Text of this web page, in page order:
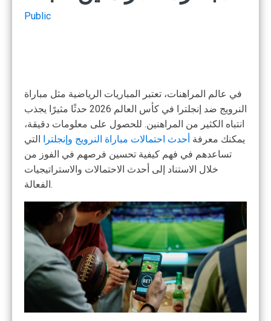
Public
في عالم المراهنات، تعتبر المباريات الرياضية مثل مباراة
النرويج ضد إنجلترا في كأس العالم 2026 حدثًا مثيرًا يجذب
انتباه الكثير من المراهنين. للحصول على معلومات دقيقة،
يمكنك معرفة أحدث احتمالات مباراة النرويج وإنجلترا التي
تساعدهم في فهم كيفية تحسين فرصهم في الفوز من
خلال الاستناد إلى أحدث الاحتمالات والاستراتيجيات
الفعالة.